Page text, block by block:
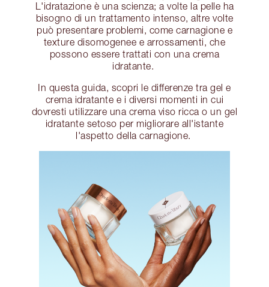
L'idratazione è una scienza; a volte la pelle ha
bisogno di un trattamento intenso, altre volte
può presentare problemi, come carnagione e
texture disomogenee e arrossamenti, che
possono essere trattati con una crema
idratante.
In questa guida, scopri le differenze tra gel e
crema idratante e i diversi momenti in cui
dovresti utilizzare una crema viso ricca o un gel
idratante setoso per migliorare all'istante
l'aspetto della carnagione.